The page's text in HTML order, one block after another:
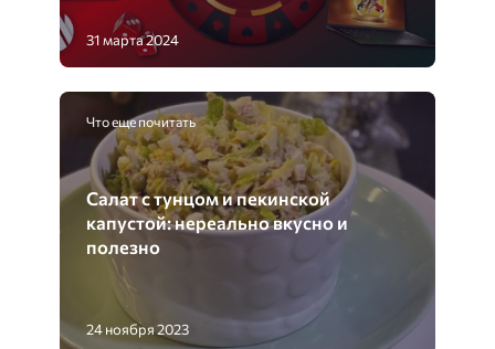
31 марта 2024
Что еще почитать
Салат с тунцом и пекинской
капустой: нереально вкусно и
полезно
24 ноября 2023